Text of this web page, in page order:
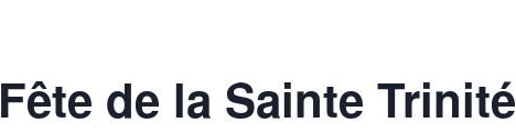
Fête de la Sainte Trinité